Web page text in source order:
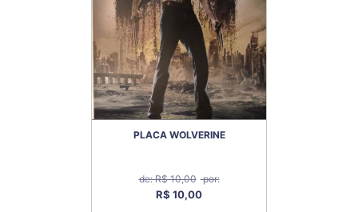
PLACA WOLVERINE
de: R$ 10,00 por:
R$ 10,00